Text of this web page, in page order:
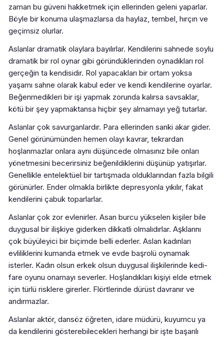
zaman bu güveni hakketmek için ellerinden geleni yaparlar.
Böyle bir konuma ulaşmazlarsa da haylaz, tembel, hırçın ve
geçimsiz olurlar.
Aslanlar dramatik olaylara bayılırlar. Kendilerini sahnede soylu
dramatik bir rol oynar gibi göründüklerinden oynadıkları rol
gerçeğin ta kendisidir. Rol yapacakları bir ortam yoksa
yaşamı sahne olarak kabul eder ve kendi kendilerine oyarlar.
Beğenmedikleri bir işi yapmak zorunda kalırsa savsaklar,
kötü bir şey yapmaktansa hiçbir şey almamayı yeğ tutarlar.
Aslanlar çok savurganlardır. Para ellerinden sanki akar gider.
Genel görünümünden hemen olayı kavrar, tekrardan
hoşlanmazlar onlara aynı düşüncede olmasınız bile onları
yönetmesini becerirsiniz beğenildiklerini düşünüp yatışırlar.
Genellikle entelektüel bir tartışmada olduklarından fazla bilgili
görünürler. Ender olmakla birlikte depresyonla yıkılır, fakat
kendilerini çabuk toparlarlar.
Aslanlar çok zor evlenirler. Asan burcu yükselen kişiler bile
duygusal bir ilişkiye giderken dikkatli olmalıdırlar. Aşklarını
çok büyüleyici bir biçimde belli ederler. Aslan kadınları
evliliklerini kumanda etmek ve evde başrolü oynamak
isterler. Kadın olsun erkek olsun duygusal ilişkilerinde kedi-
fare oyunu onamayı severler. Hoşlandıkları kişiyi elde etmek
için türlü risklere girerler. Flörtlerinde dürüst davranır ve
andırmazlar.
Aslanlar aktör, dansöz öğreten, idare müdürü, kuyumcu ya
da kendilerini gösterebilecekleri herhangi bir işte başarılı